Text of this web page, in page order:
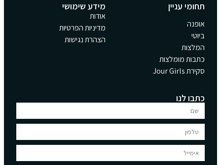
תחומי עניין
אופנה
ביוטי
המלצות
כתבות מומלצות
סקירת Jour Girls
מידע שימושי
אודות
מדיניות הפרטיות
הצהרת נגישות
כתבו לנו